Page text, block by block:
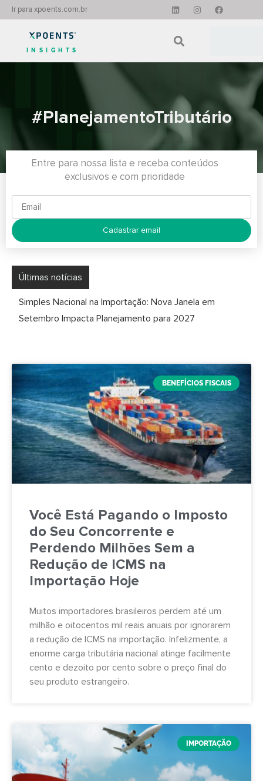
Ir para xpoents.com.br
INSIGHTS
#PlanejamentoTributário
Entre para nossa lista e receba conteúdos
exclusivos e com prioridade
Cadastrar email
Últimas notícias
Simples Nacional na Importação: Nova Janela em
Setembro Impacta Planejamento para 2027
BENEFÍCIOS FISCAIS
Você Está Pagando o Imposto
do Seu Concorrente e
Perdendo Milhões Sem a
Redução de ICMS na
Importação Hoje
Muitos importadores brasileiros perdem até um
milhão e oitocentos mil reais anuais por ignorarem
a redução de ICMS na importação. Infelizmente, a
enorme carga tributária nacional atinge facilmente
cento e dezoito por cento sobre o preço final do
seu produto estrangeiro.
IMPORTAÇÃO